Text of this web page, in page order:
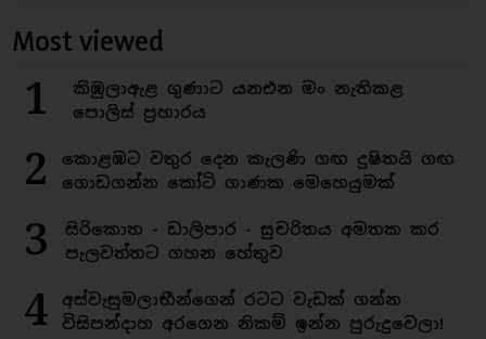
Most viewed
1
කිඹුලාඇළ ගුණාට යනඑන මං නැතිකළ
පොලිස් ප්‍රහාරය
2
කොළඹට වතුර දෙන කැලණි ගඟ දුෂිතයි ගඟ
ගොඩගන්න කෝටි ගාණක මෙහෙයුමක්
3
සිරිකොත - ඩාලිපාර - සුචරිතය අමතක කර
පැලවත්තට ගහන හේතුව
4
අස්වැසුමලාභීන්ගෙන් රටට වැඩක් ගන්න
විසිපන්දාහ අරගෙන නිකම් ඉන්න පුරුදුවෙලා!